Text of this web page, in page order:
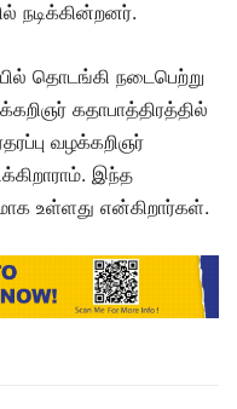
நடிக்கின்றனர்.
தொடங்கி நடைபெற்று
கதாபாத்திரத்தில்
வழக்கறிஞர்
இந்த
உள்ளது என்கிறார்கள்.